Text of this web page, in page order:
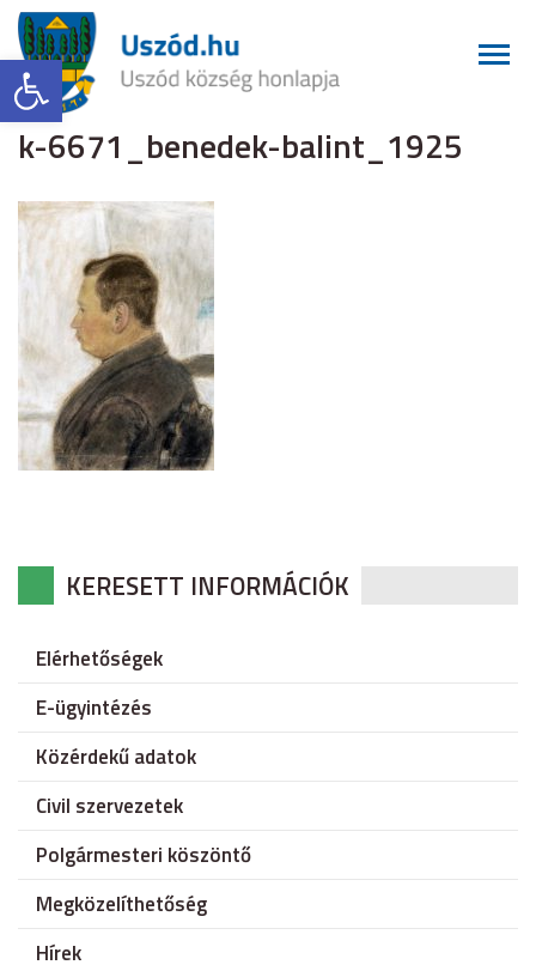
Eszköztár megnyitása
k-6671_benedek-balint_1925
KERESETT INFORMÁCIÓK
Elérhetőségek
E-ügyintézés
Közérdekű adatok
Civil szervezetek
Polgármesteri köszöntő
Megközelíthetőség
Hírek